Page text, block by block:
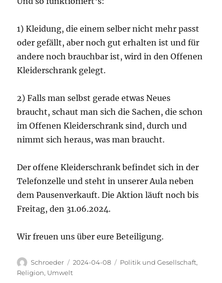
1) Kleidung, die einem selber nicht mehr passt
oder gefällt, aber noch gut erhalten ist und für
andere noch brauchbar ist, wird in den Offenen
Kleiderschrank gelegt.
2) Falls man selbst gerade etwas Neues
braucht, schaut man sich die Sachen, die schon
im Offenen Kleiderschrank sind, durch und
nimmt sich heraus, was man braucht.
Der offene Kleiderschrank befindet sich in der
Telefonzelle und steht in unserer Aula neben
dem Pausenverkauft. Die Aktion läuft noch bis
Freitag, den 31.06.2024.
Wir freuen uns über eure Beteiligung.
Autor
Schroeder
Veröffentlicht
am
2024-04-08 Kategorien
Politik und Gesellschaft,
Religion, Umwelt